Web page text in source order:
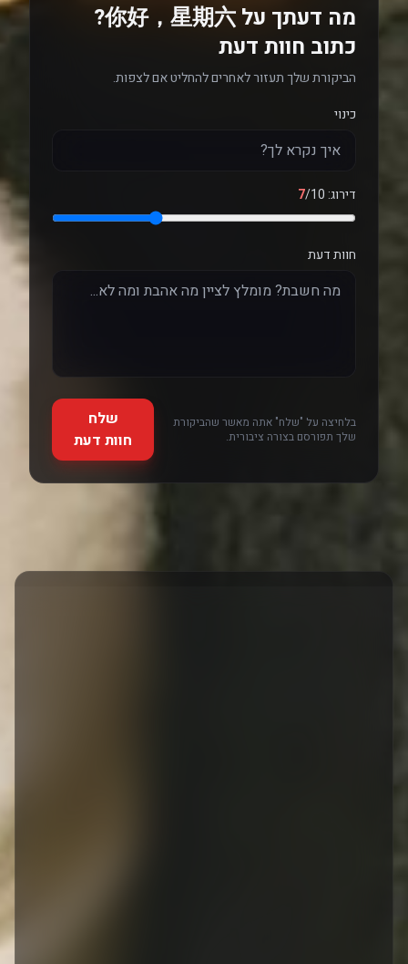
מה דעתך על 你好，星期六?
כתוב חוות דעת
הביקורת שלך תעזור לאחרים להחליט אם לצפות.
כינוי
דירוג: 7/10
חוות דעת
בלחיצה על "שלח" אתה מאשר שהביקורת
שלך תפורסם בצורה ציבורית.
שלח
חוות דעת